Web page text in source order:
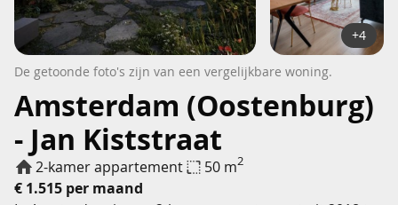
Amsterdam (Oostenburg)
- Jan Kiststraat
2-kamer appartement 50 m2
€ 1.515 per maand
+4
De getoonde foto's zijn van een vergelijkbare woning.